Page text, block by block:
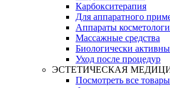
Карбокситерапия
Для аппаратного
Аппараты
Массажные средства
Биологически
Уход после процедур
ЭСТЕТИЧЕСКАЯ
Посмотреть все товары